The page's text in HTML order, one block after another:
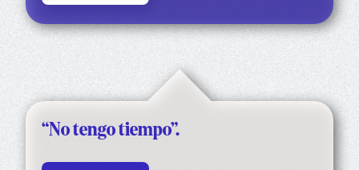
“Te entiendo. Tu mente está creando pensamientos que te
ayudando a resolver esos miedos. Por eso necesitas ayuda para
superarlos y poder empezar a sentirte mejor”.
“Dale una oportunidad. Habla con alguien. Recuerda que tú
tienes el control. Puedes optar por terminar el tratamiento, ir
más lento, hacer preguntas y compartir tus inquietudes en
“No tengo tiempo”.